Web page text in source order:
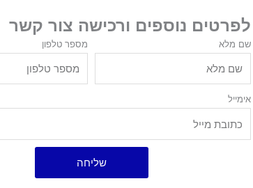
לפרטים נוספים ורכישה צור קשר
שם מלא מספר טלפון
אימייל
שליחה